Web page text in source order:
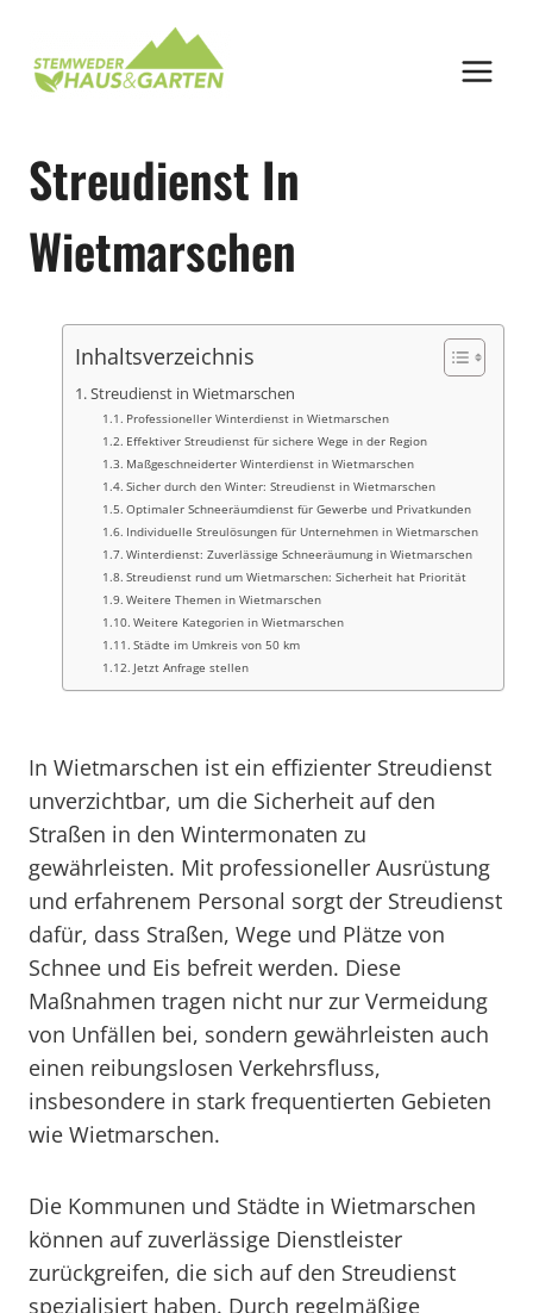
springen
Streudienst In
Wietmarschen
Inhaltsverzeichnis
Streudienst in Wietmarschen
Professioneller Winterdienst in Wietmarschen
Effektiver Streudienst für sichere Wege in der Region
Maßgeschneiderter Winterdienst in Wietmarschen
Sicher durch den Winter: Streudienst in Wietmarschen
Optimaler Schneeräumdienst für Gewerbe und Privatkunden
Individuelle Streulösungen für Unternehmen in Wietmarschen
Winterdienst: Zuverlässige Schneeräumung in Wietmarschen
Streudienst rund um Wietmarschen: Sicherheit hat Priorität
Weitere Themen in Wietmarschen
Weitere Kategorien in Wietmarschen
Städte im Umkreis von 50 km
Jetzt Anfrage stellen
In Wietmarschen ist ein effizienter Streudienst
unverzichtbar, um die Sicherheit auf den
Straßen in den Wintermonaten zu
gewährleisten. Mit professioneller Ausrüstung
und erfahrenem Personal sorgt der Streudienst
dafür, dass Straßen, Wege und Plätze von
Schnee und Eis befreit werden. Diese
Maßnahmen tragen nicht nur zur Vermeidung
von Unfällen bei, sondern gewährleisten auch
einen reibungslosen Verkehrsfluss,
insbesondere in stark frequentierten Gebieten
wie Wietmarschen.
Die Kommunen und Städte in Wietmarschen
können auf zuverlässige Dienstleister
zurückgreifen, die sich auf den Streudienst
spezialisiert haben. Durch regelmäßige